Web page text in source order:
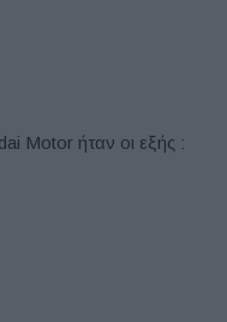
Motor ήταν οι εξής :